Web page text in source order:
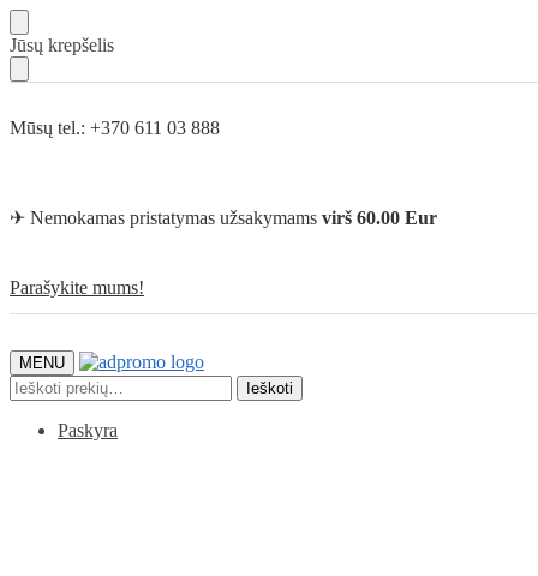
Skip
to
navigation
Skip
to
content
Jūsų krepšelis
Mūsų tel.: +370 611 03 888
✈ Nemokamas pristatymas užsakymams virš 60.00 Eur
Parašykite mums!
MENU
Ieškoti: Ieškoti
Paskyra